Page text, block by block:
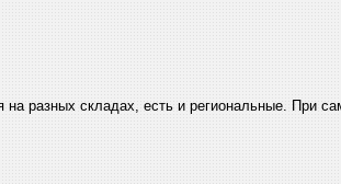
разных складах, есть и региональные. При